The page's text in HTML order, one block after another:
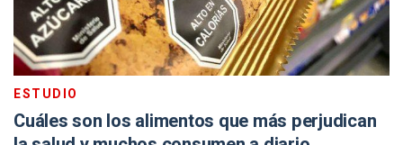
ESTUDIO
Cuáles son los alimentos que más perjudican